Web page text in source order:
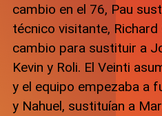
cambio en el 76, Pau
técnico visitante, Richard
cambio para sustituir a
Kevin y Roli. El Veinti
y el equipo empezaba a
y Nahuel, sustituían a